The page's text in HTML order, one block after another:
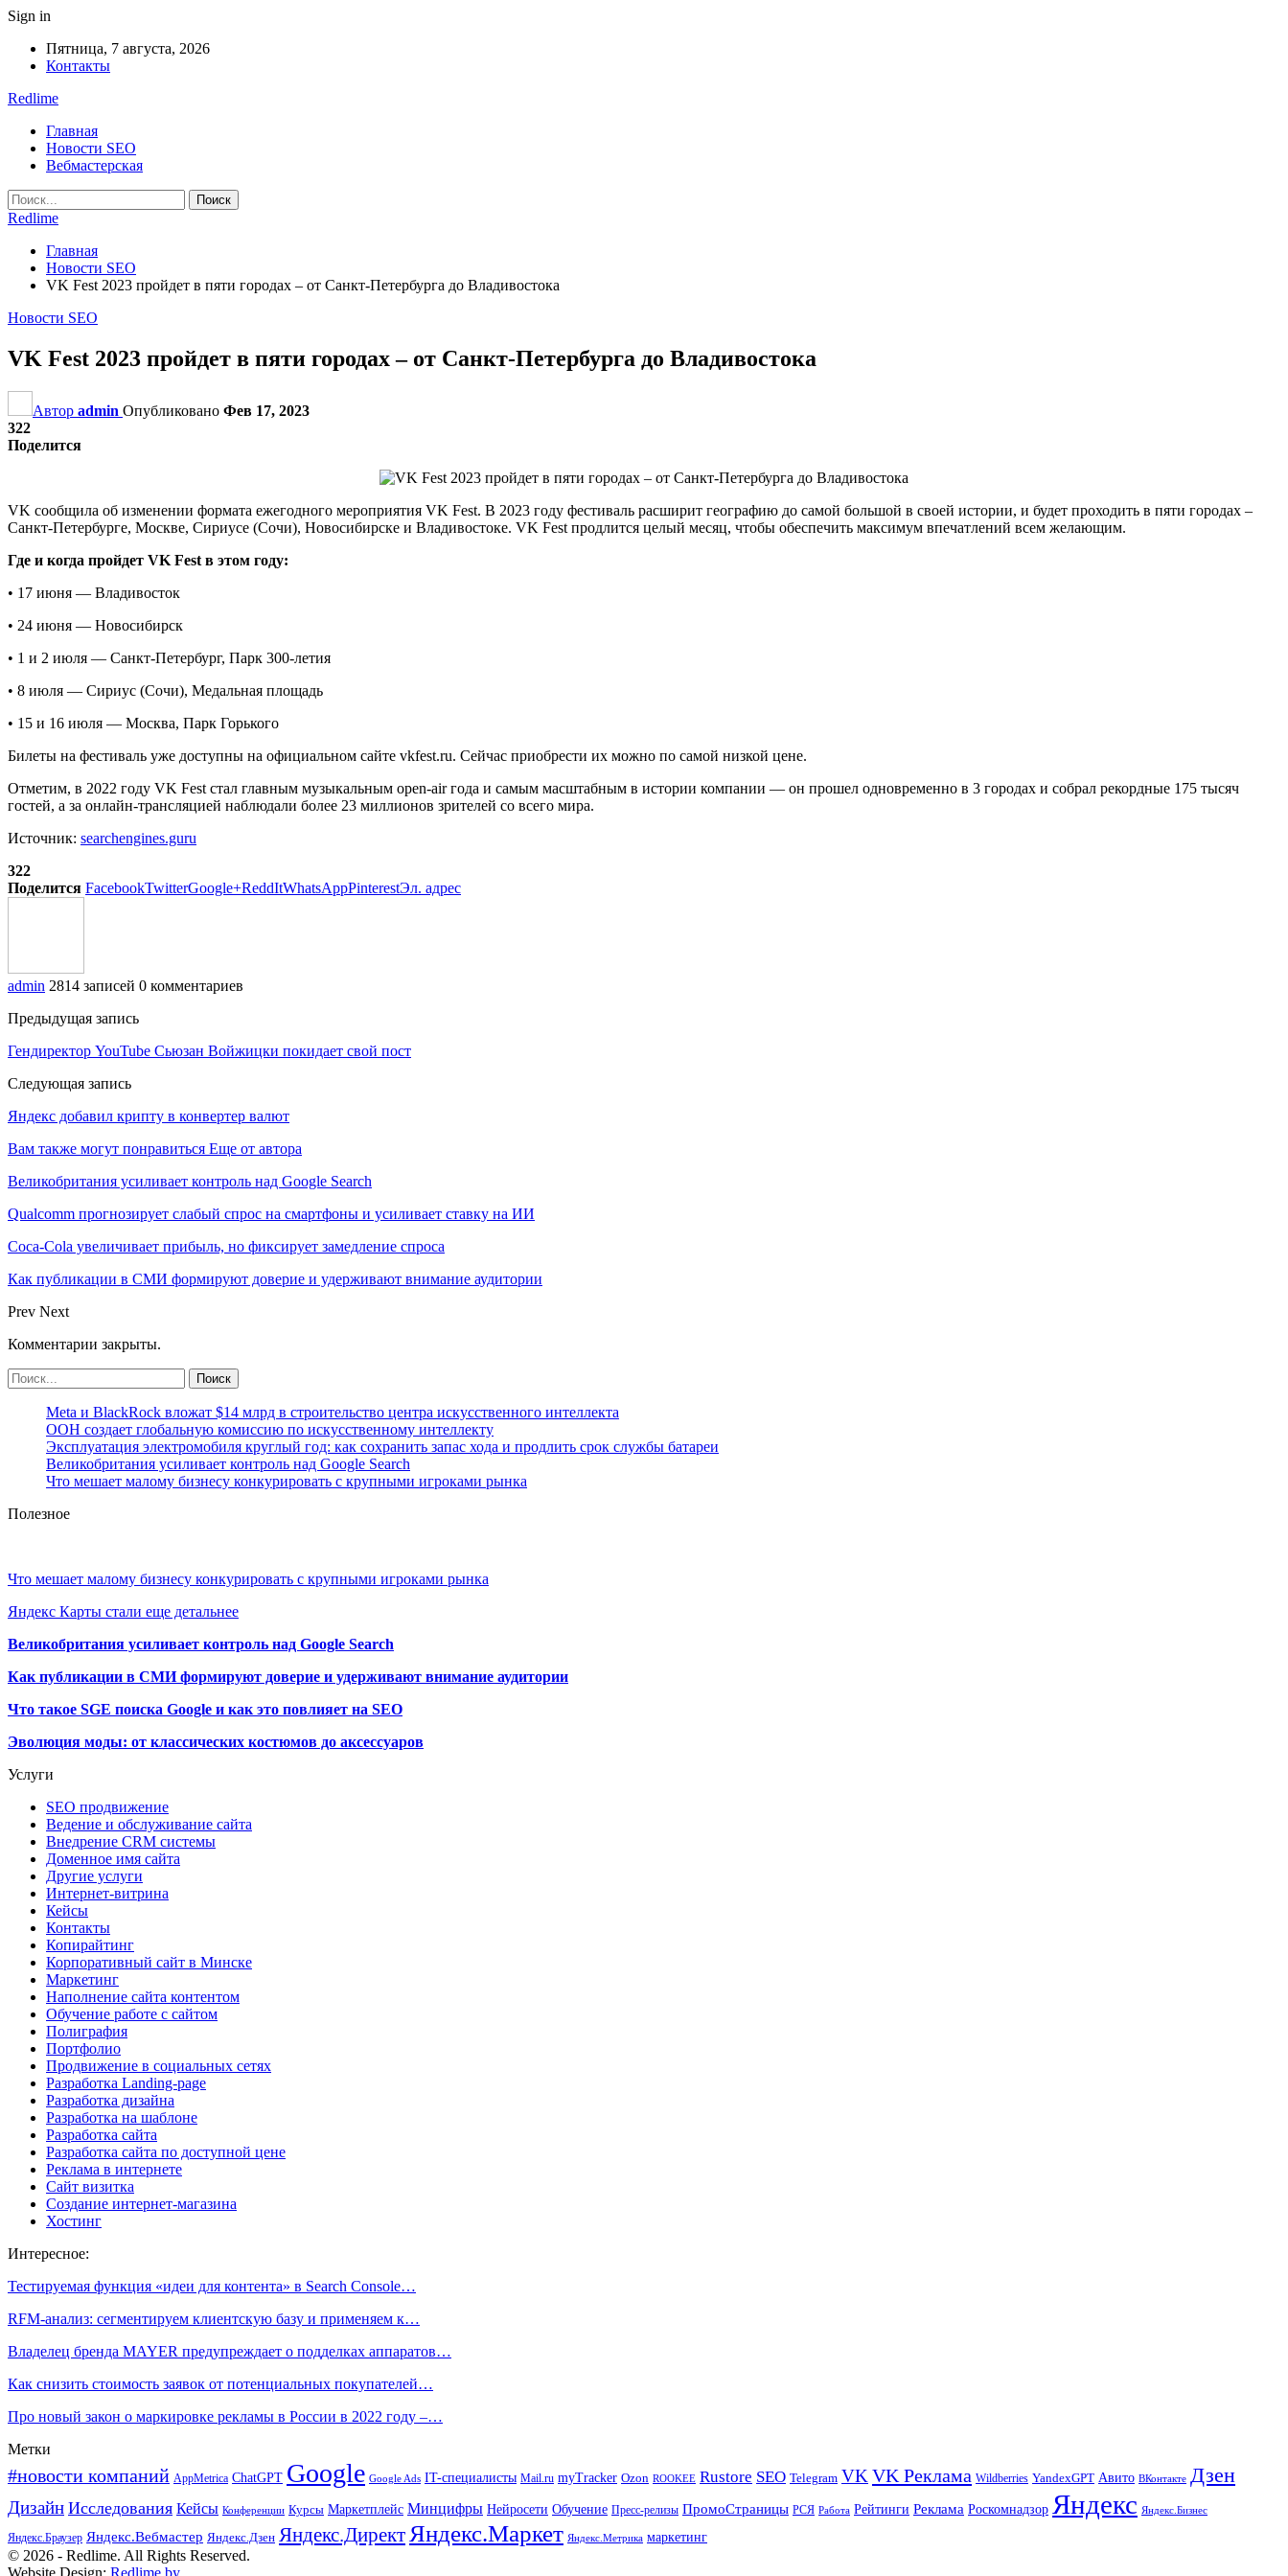
Sign in
Пятница, 7 августа, 2026
Контакты
Redlime
Главная
Новости SEO
Вебмастерская
Redlime
Главная
Новости SEO
VK Fest 2023 пройдет в пяти городах – от Санкт-Петербурга до Владивостока
Новости SEO
VK Fest 2023 пройдет в пяти городах – от Санкт-Петербурга до Владивостока
Автор admin Опубликовано Фев 17, 2023
322
Поделится
VK сообщила об изменении формата ежегодного мероприятия VK Fest. В 2023 году фестиваль расширит географию до самой большой в своей истории, и будет проходить в пяти городах –
Санкт-Петербурге, Москве, Сириусе (Сочи), Новосибирске и Владивостоке. VK Fest продлится целый месяц, чтобы обеспечить максимум впечатлений всем желающим.
Где и когда пройдет VK Fest в этом году:
• 17 июня — Владивосток
• 24 июня — Новосибирск
• 1 и 2 июля — Санкт-Петербург, Парк 300-летия
• 8 июля — Сириус (Сочи), Медальная площадь
• 15 и 16 июля — Москва, Парк Горького
Билеты на фестиваль уже доступны на официальном сайте vkfest.ru. Сейчас приобрести их можно по самой низкой цене.
Отметим, в 2022 году VK Fest стал главным музыкальным open-air года и самым масштабным в истории компании — он прошел одновременно в 3 городах и собрал рекордные 175 тысяч
гостей, а за онлайн-трансляцией наблюдали более 23 миллионов зрителей со всего мира.
Источник: searchengines.guru
322
Поделится FacebookTwitterGoogle+ReddItWhatsAppPinterestЭл. адрес
admin 2814 записей 0 комментариев
Предыдущая запись
Гендиректор YouTube Сьюзан Войжицки покидает свой пост
Следующая запись
Яндекс добавил крипту в конвертер валют
Вам также могут понравиться Еще от автора
Великобритания усиливает контроль над Google Search
Qualcomm прогнозирует слабый спрос на смартфоны и усиливает ставку на ИИ
Coca-Cola увеличивает прибыль, но фиксирует замедление спроса
Как публикации в СМИ формируют доверие и удерживают внимание аудитории
Prev Next
Комментарии закрыты.
Meta и BlackRock вложат $14 млрд в строительство центра искусственного интеллекта
ООН создает глобальную комиссию по искусственному интеллекту
Эксплуатация электромобиля круглый год: как сохранить запас хода и продлить срок службы батареи
Великобритания усиливает контроль над Google Search
Что мешает малому бизнесу конкурировать с крупными игроками рынка
Полезное
Что мешает малому бизнесу конкурировать с крупными игроками рынка
Яндекс Карты стали еще детальнее
Великобритания усиливает контроль над Google Search
Как публикации в СМИ формируют доверие и удерживают внимание аудитории
Что такое SGE поиска Google и как это повлияет на SEO
Эволюция моды: от классических костюмов до аксессуаров
Услуги
SEO продвижение
Ведение и обслуживание сайта
Внедрение CRM системы
Доменное имя сайта
Другие услуги
Интернет-витрина
Кейсы
Контакты
Копирайтинг
Корпоративный сайт в Минске
Маркетинг
Наполнение сайта контентом
Обучение работе с сайтом
Полиграфия
Портфолио
Продвижение в социальных сетях
Разработка Landing-page
Разработка дизайна
Разработка на шаблоне
Разработка сайта
Разработка сайта по доступной цене
Реклама в интернете
Сайт визитка
Создание интернет-магазина
Хостинг
Интересное:
Тестируемая функция «идеи для контента» в Search Console…
RFM-анализ: сегментируем клиентскую базу и применяем к…
Владелец бренда MAYER предупреждает о подделках аппаратов…
Как снизить стоимость заявок от потенциальных покупателей…
Про новый закон о маркировке рекламы в России в 2022 году –…
Метки
#новости компаний AppMetrica ChatGPT Google Google Ads IT-специалисты Mail.ru myTracker Ozon ROOKEE Rustore SEO Telegram VK VK Реклама Wildberries YandexGPT Авито ВКонтакте Дзен
Дизайн Исследования Кейсы Конференции Курсы Маркетплейс Минцифры Нейросети Обучение Пресс-релизы ПромоСтраницы РСЯ Работа Рейтинги Реклама Роскомнадзор Яндекс Яндекс.Бизнес
Яндекс.Браузер Яндекс.Вебмастер Яндекс.Дзен Яндекс.Директ Яндекс.Маркет Яндекс.Метрика маркетинг
© 2026 - Redlime. All Rights Reserved.
Website Design: Redlime.by